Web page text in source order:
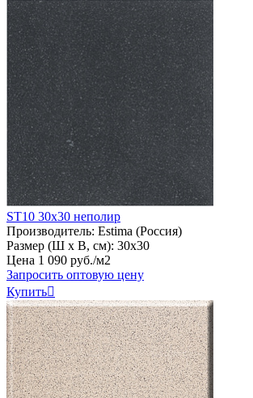
ST10 30х30 неполир
Производитель: Estima (Россия)
Размер (Ш х В, см): 30х30
Цена 1 090 руб./м2
Запросить оптовую цену
Купить